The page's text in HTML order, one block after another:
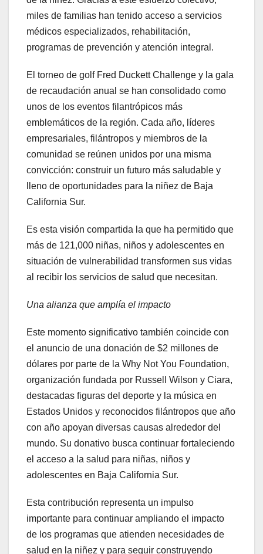
miles de familias han tenido acceso a servicios
médicos especializados, rehabilitación,
programas de prevención y atención integral.
El torneo de golf Fred Duckett Challenge y la gala
de recaudación anual se han consolidado como
unos de los eventos filantrópicos más
emblemáticos de la región. Cada año, líderes
empresariales, filántropos y miembros de la
comunidad se reúnen unidos por una misma
convicción: construir un futuro más saludable y
lleno de oportunidades para la niñez de Baja
California Sur.
Es esta visión compartida la que ha permitido que
más de 121,000 niñas, niños y adolescentes en
situación de vulnerabilidad transformen sus vidas
al recibir los servicios de salud que necesitan.
Una alianza que amplía el impacto
Este momento significativo también coincide con
el anuncio de una donación de $2 millones de
dólares por parte de la Why Not You Foundation,
organización fundada por Russell Wilson y Ciara,
destacadas figuras del deporte y la música en
Estados Unidos y reconocidos filántropos que año
con año apoyan diversas causas alrededor del
mundo. Su donativo busca continuar fortaleciendo
el acceso a la salud para niñas, niños y
adolescentes en Baja California Sur.
Esta contribución representa un impulso
importante para continuar ampliando el impacto
de los programas que atienden necesidades de
salud en la niñez y para seguir construyendo